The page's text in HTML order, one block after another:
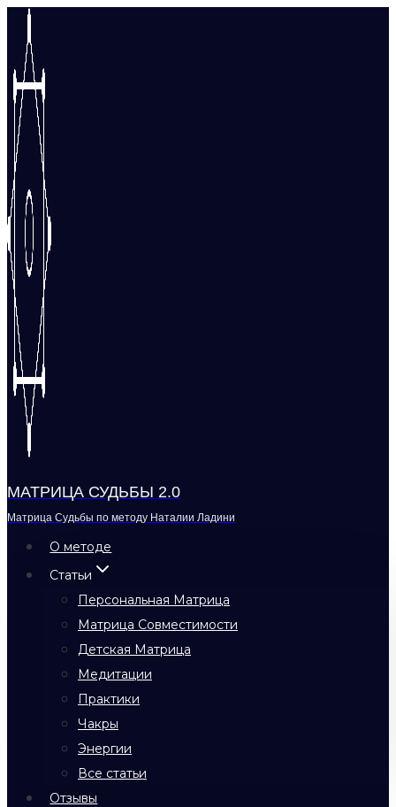
Перейти
содержимому
МАТРИЦА СУДЬБЫ 2.0
Матрица Судьбы по методу Наталии Ладини
О методе
Статьи
Персональная Матрица
Матрица Совместимости
Детская Матрица
Медитации
Практики
Чакры
Энергии
Все статьи
Отзывы